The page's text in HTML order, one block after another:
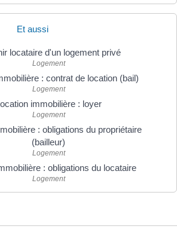
Et aussi
locataire d'un logement privé
Logement
: contrat de location (bail)
Logement
immobilière : loyer
Logement
: obligations du propriétaire
(bailleur)
Logement
: obligations du locataire
Logement